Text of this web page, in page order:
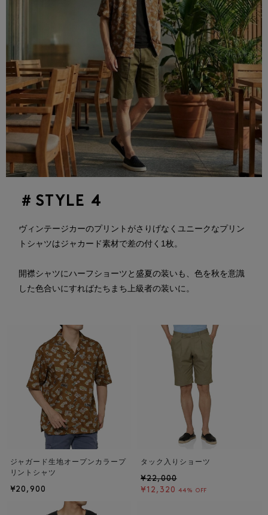
＃STYLE 4
ヴィンテージカーのプリントがさりげなくユニークなプリン
トシャツはジャカード素材で差の付く1枚。
開襟シャツにハーフショーツと盛夏の装いも、色を秋を意識
した色合いにすればたちまち上級者の装いに。
ジャガード生地オープンカラープ
リントシャツ
¥20,900
タック入りショーツ
¥22,000
¥12,320 44% OFF